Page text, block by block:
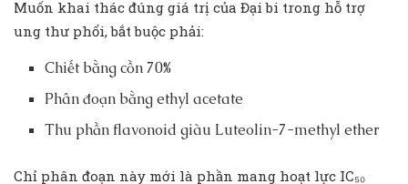
Muốn khai thác đúng giá trị của Đại bi trong hỗ trợ
ung thư phổi, bắt buộc phải:
Chiết bằng cồn 70%
Phân đoạn bằng ethyl acetate
Thu phần flavonoid giàu Luteolin-7-methyl ether
Chỉ phân đoạn này mới là phần mang hoạt lực IC₅₀